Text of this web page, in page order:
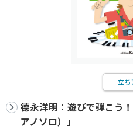
立
德永洋明：遊びで弾こう
アノソロ）」